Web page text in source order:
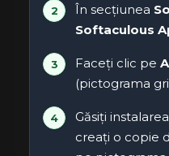
În secțiunea
Softaculous
Faceți clic pe
(pictograma
Găsiți
creați o copie